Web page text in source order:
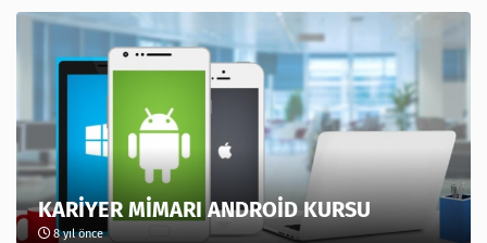
KARİYER MİMARI ANDROİD KURSU
8 yıl önce